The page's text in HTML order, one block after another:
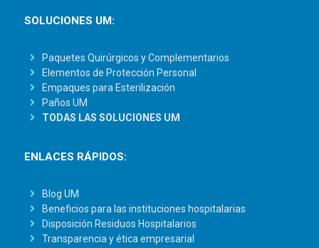
SOLUCIONES UM:
Paquetes Quirúrgicos y Complementarios
Elementos de Protección Personal
Empaques para Esterilización
Paños UM
TODAS LAS SOLUCIONES UM
ENLACES RÁPIDOS:
Blog UM
Beneficios para las instituciones hospitalarias
Disposición Residuos Hospitalarios
Transparencia y ética empresarial